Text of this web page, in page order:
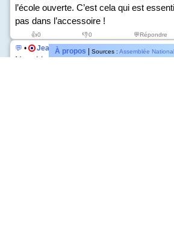
l’école ouverte. C’est cela qui est
pas dans l’accessoire !
👍0 👎0 💬Répondre
💬 • Jean-Michel Blanquer Ministre • 2022
Non, bien sûr !
À propos Sources : Assemblée